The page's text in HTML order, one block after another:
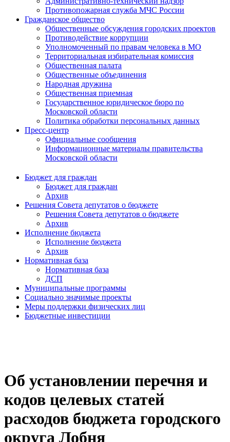
Противопожарная служба МЧС России
Гражданское общество
Общественные обсуждения городских проектов
Противодействие коррупции
Уполномоченный по правам человека в МО
Территориальная избирательная комиссия
Общественная палата
Общественные объединения
Народная дружина
Общественная приемная
Государственное юридическое бюро по
Московской области
Политика обработки персональных данных
Пресс-центр
Официальные сообщения
Информационные материалы правительства
Московской области
Бюджет для граждан
Бюджет для граждан
Архив
Решения Совета депутатов о бюджете
Решения Совета депутатов о бюджете
Архив
Исполнение бюджета
Исполнение бюджета
Архив
Нормативная база
Нормативная база
ДСП
Муниципальные программы
Социально значимые проекты
Меры поддержки физических лиц
Бюджетные инвестиции
Об установлении перечня и
кодов целевых статей
расходов бюджета городского
округа Лобня